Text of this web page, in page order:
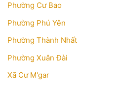
Phường Cư Bao
Phường Phú Yên
Phường Thành Nhất
Phường Xuân Đài
Xã Cư M'gar